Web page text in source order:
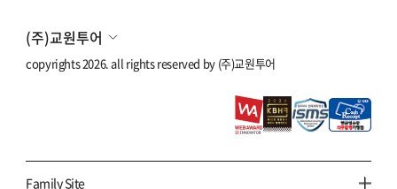
(주)교원투어
copyrights 2026. all rights reserved by (주)교원투어
Family Site